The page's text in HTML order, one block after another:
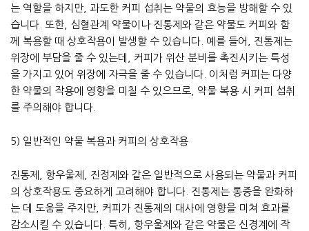
는 역할을 하지만, 과도한 커피 섭취는 약물의 효능을 방해할 수 있
습니다. 또한, 심혈관계 약물이나 진통제와 같은 약물도 커피와 함
께 복용할 때 상호작용이 발생할 수 있습니다. 예를 들어, 진통제는
위장에 부담을 줄 수 있는데, 커피가 위산 분비를 촉진시키는 특성
을 가지고 있어 위장에 자극을 줄 수 있습니다. 이처럼 커피는 다양
한 약물의 작용에 영향을 미칠 수 있으므로, 약물 복용 시 커피 섭취
를 주의해야 합니다.
5) 일반적인 약물 복용과 커피의 상호작용
진통제, 항우울제, 진정제와 같은 일반적으로 사용되는 약물과 커피
의 상호작용도 중요하게 고려해야 합니다. 진통제는 통증을 완화하
는 데 도움을 주지만, 커피가 진통제의 대사에 영향을 미쳐 효과를
감소시킬 수 있습니다. 특히, 항우울제와 같은 약물은 신경계에 작